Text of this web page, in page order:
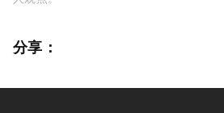
分享：